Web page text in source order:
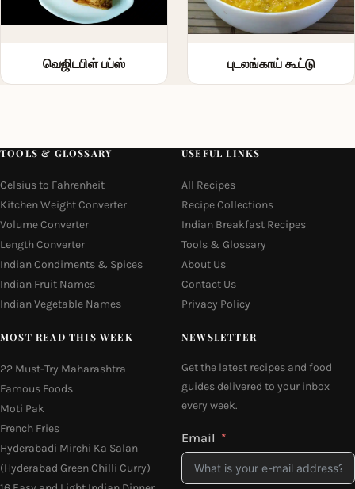
வெஜிடபிள் பப்ஸ் புடலங்காய் கூட்டு
TOOLS & GLOSSARY
Celsius to Fahrenheit
Kitchen Weight Converter
Volume Converter
Length Converter
Indian Condiments & Spices
Indian Fruit Names
Indian Vegetable Names
USEFUL LINKS
All Recipes
Recipe Collections
Indian Breakfast Recipes
Tools & Glossary
About Us
Contact Us
Privacy Policy
MOST READ THIS WEEK
22 Must-Try Maharashtra
Famous Foods
Moti Pak
French Fries
Hyderabadi Mirchi Ka Salan
(Hyderabad Green Chilli Curry)
NEWSLETTER
Get the latest recipes and food
guides delivered to your inbox
every week.
Email